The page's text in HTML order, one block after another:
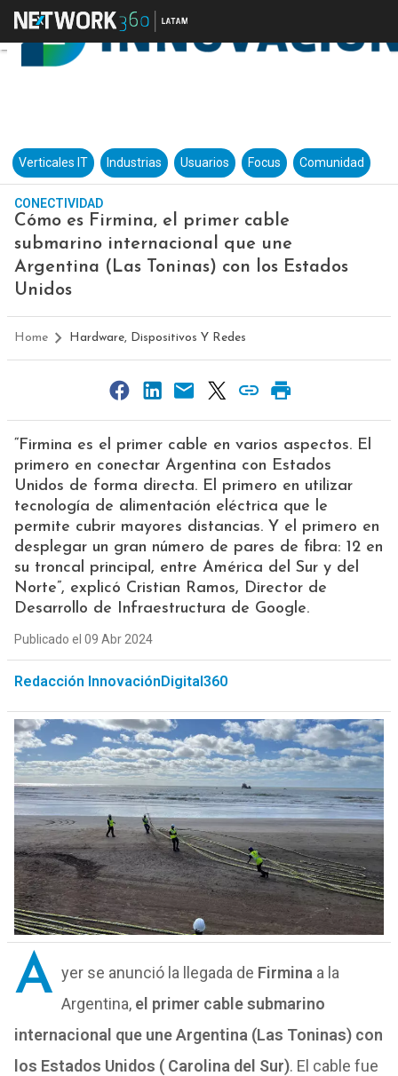
Verticales IT Industrias Usuarios Focus Comunidad
CONECTIVIDAD
Cómo es Firmina, el primer cable
submarino internacional que une
Argentina (Las Toninas) con los Estados
Unidos
Home Hardware, Dispositivos Y Redes
“Firmina es el primer cable en varios aspectos. El
primero en conectar Argentina con Estados
Unidos de forma directa. El primero en utilizar
tecnología de alimentación eléctrica que le
permite cubrir mayores distancias. Y el primero en
desplegar un gran número de pares de fibra: 12 en
su troncal principal, entre América del Sur y del
Norte”, explicó Cristian Ramos, Director de
Desarrollo de Infraestructura de Google.
Publicado el 09 Abr 2024
Redacción InnovaciónDigital360
A yer se anunció la llegada de Firmina a la
Argentina, el primer cable submarino
internacional que une Argentina (Las Toninas) con
los Estados Unidos ( Carolina del Sur). El cable fue